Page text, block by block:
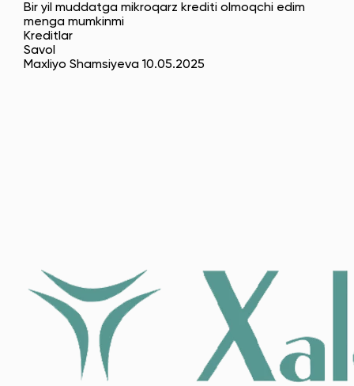
Bir yil muddatga mikroqarz krediti olmoqchi edim
menga mumkinmi
Kreditlar
Savol
Maxliyo Shamsiyeva 10.05.2025